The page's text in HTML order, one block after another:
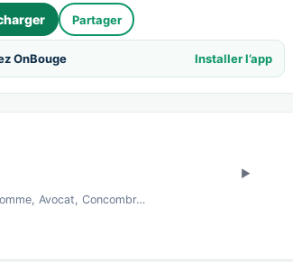
Partager
OnBouge Installer l’app
Avocat, Concombr…